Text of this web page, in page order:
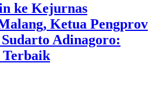
ke Kejurnas
Ketua Pengprov
Adinagoro:
Terbaik